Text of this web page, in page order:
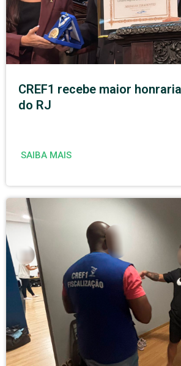
CREF1 recebe maior
do RJ
SAIBA MAIS